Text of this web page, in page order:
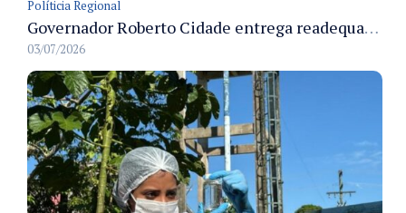
Políticia Regional
Governador Roberto Cidade entrega readequação do ambulatório da FCecon e amplia capacidade de atendimento oncológico em Manaus
03/07/2026